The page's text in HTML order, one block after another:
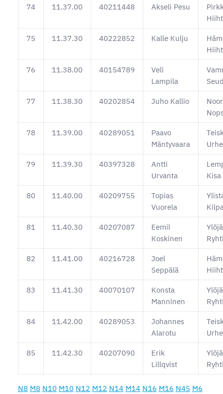
74 11.37.00 40211448 Akseli Pesu
75 11.37.30 40222852 Kalle Kulju
76 11.38.00 40154789
Veli
Lampila
77 11.38.30 40202854 Juho Kallio
78 11.39.00 40289051
Paavo
Mäntyvaara
79 11.39.30 40397328
Antti
Urvanta
Kisa
80 11.40.00 40209755
Topias
Vuorela
81 11.40.30 40207087
Eemil
Koskinen
82 11.41.00 40216728
Joel
Seppälä
83 11.41.30 40070107
Konsta
Manninen
84 11.42.00 40289053
Johannes
Alarotu
85 11.42.30 40207090
Erik
Lillqvist
N8 M8 N10 M10 N12 M12 N14 M14 N16 M16 N45 M6